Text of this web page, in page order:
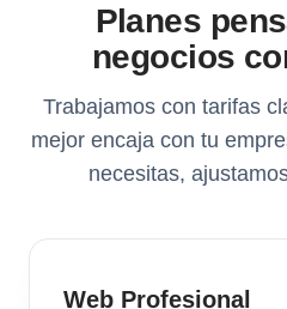
Planes
negocios
Trabajamos con tarifas
mejor encaja con tu
necesitas,
Web Profesional